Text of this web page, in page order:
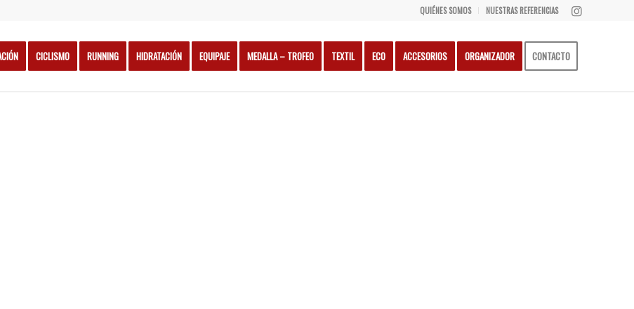
QUIÉNES SOMOS NUESTRAS REFERENCIAS
CICLISMO RUNNING HIDRATACIÓN EQUIPAJE MEDALLA – TROFEO TEXTIL ECO ACCESORIOS ORGANIZADOR CONTACTO